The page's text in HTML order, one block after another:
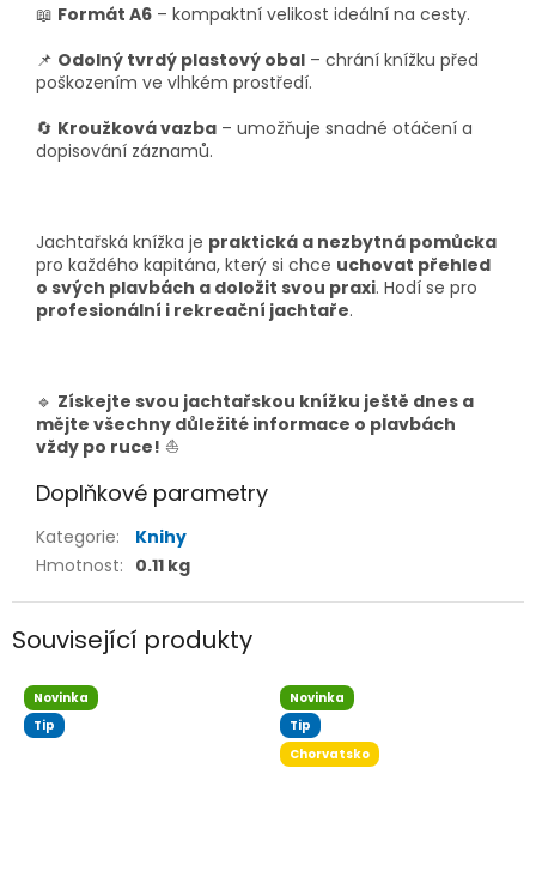
📖 Formát A6 – kompaktní velikost ideální na cesty.
📌 Odolný tvrdý plastový obal – chrání knížku před
poškozením ve vlhkém prostředí.
🔄 Kroužková vazba – umožňuje snadné otáčení a
dopisování záznamů.
Jachtařská knížka je praktická a nezbytná pomůcka
pro každého kapitána, který si chce uchovat přehled
o svých plavbách a doložit svou praxi. Hodí se pro
profesionální i rekreační jachtaře.
🔹 Získejte svou jachtařskou knížku ještě dnes a
mějte všechny důležité informace o plavbách
vždy po ruce! ⛵
Doplňkové parametry
Kategorie:
Knihy
Hmotnost: 0.11 kg
Související produkty
Novinka
Tip
Novinka
Tip
Chorvatsko